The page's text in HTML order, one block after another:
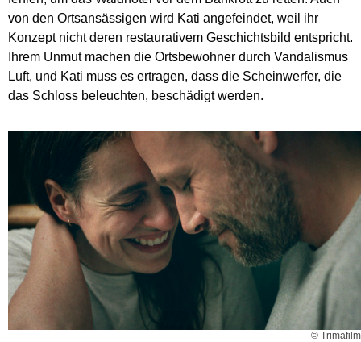
von den Ortsansässigen wird Kati angefeindet, weil ihr
Konzept nicht deren restaurativem Geschichtsbild entspricht.
Ihrem Unmut machen die Ortsbewohner durch Vandalismus
Luft, und Kati muss es ertragen, dass die Scheinwerfer, die
das Schloss beleuchten, beschädigt werden.
© Trimafilm